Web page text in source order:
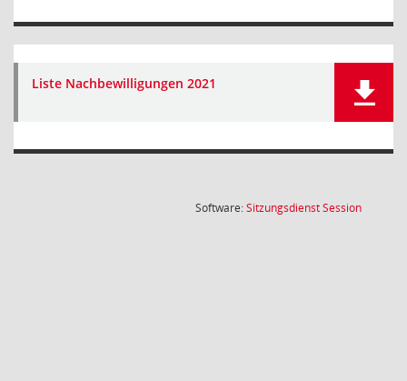
Liste Nachbewilligungen 2021
Software:SitzungsdienstSession(Wird in